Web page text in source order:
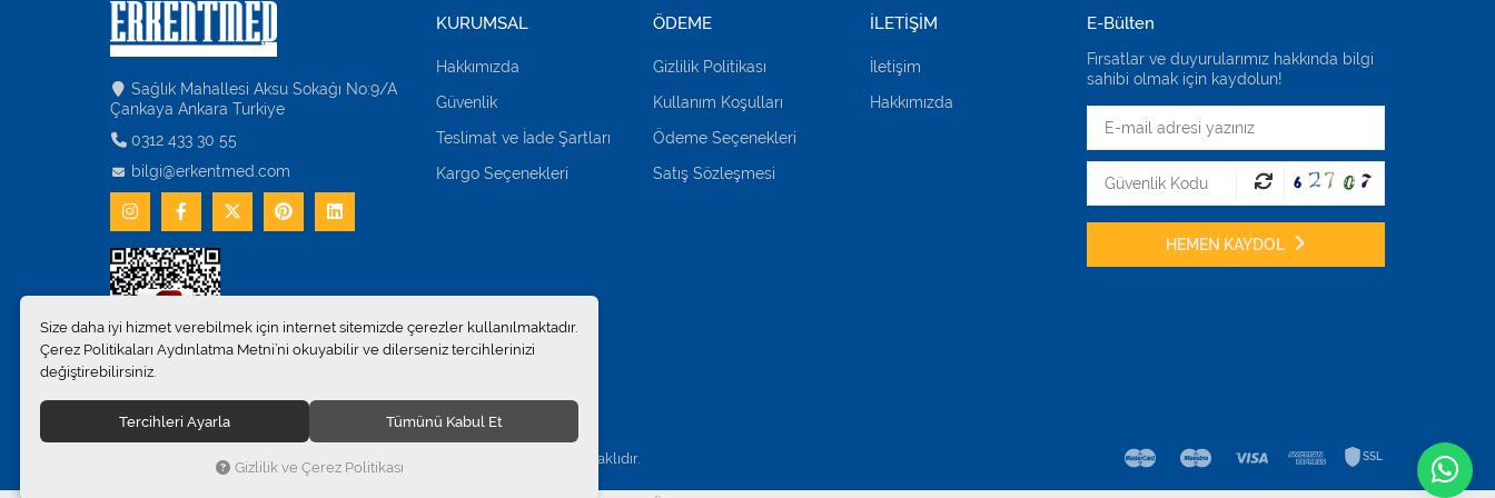
Sağlık Mahallesi Aksu Sokağı No:9/A
Çankaya Ankara Turkiye
0312 433 30 55
bilgi@erkentmed.com
E-Bülten
Fırsatlar ve duyurularımız hakkında bilgi
sahibi olmak için kaydolun!
HEMEN KAYDOL
KURUMSAL
Hakkımızda
Güvenlik
Teslimat ve İade Şartları
Kargo Seçenekleri
ÖDEME
Gizlilik Politikası
Kullanım Koşulları
Ödeme Seçenekleri
Satış Sözleşmesi
İLETİŞİM
İletişim
Hakkımızda
Erkent Sağlık Ürünleri Pazarlama San.ve Tic. Ltd.Şti. . Tüm hakları saklıdır.
Size daha iyi hizmet verebilmek için internet sitemizde çerezler kullanılmaktadır.
Çerez Politikaları Aydınlatma Metni’ni okuyabilir ve dilerseniz tercihlerinizi
değiştirebilirsiniz.
Tercihleri Ayarla Tümünü Kabul Et
Gizlilik ve Çerez Politikası